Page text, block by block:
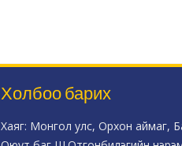
Холбоо барих
Хаяг: Монгол улс, Орхон аймаг,